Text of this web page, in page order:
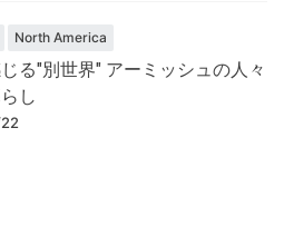
North America
る"別世界" アーミッシュの人々
し